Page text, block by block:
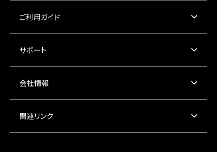
ご利用ガイド
サポート
会社情報
関連リンク